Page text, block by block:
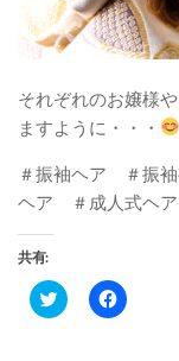
それぞれのお嬢様
ますように・・・
＃振袖ヘア ＃振
ヘア ＃成人式ヘア
共有:
ク
リ
Facebook
で